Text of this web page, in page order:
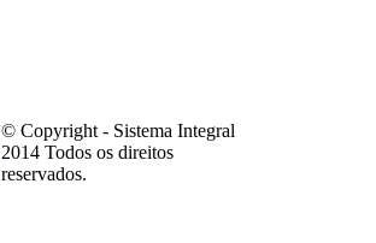
© Copyright - Sistema Integral
2014 Todos os direitos
reservados.